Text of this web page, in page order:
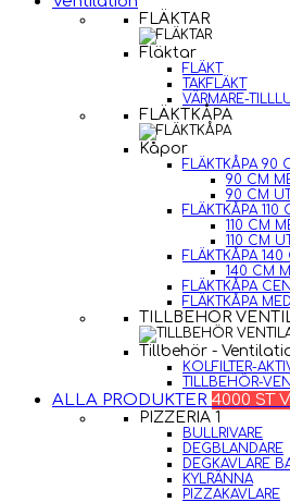
FLÄKTAR
Fläktar
FLÄKT
TAKFLÄKT
VÄRMARE-
FLÄKTKÅPA
Kåpor
FLÄKTKÅPA 90
90 CM
90 CM
FLÄKTKÅPA 110
110 CM
110 CM
FLÄKTKÅPA
140 CM
FLÄKTKÅPA
FLÄKTKÅPA
TILLBEHÖR
Tillbehör -
KOLFILTER-
TILLBEHÖR-
ALLA PRODUKTER 4000 ST
PIZZERIA 1
BULLRIVARE
DEGBLANDARE
DEGKAVLARE
KYLRÄNNA
PIZZAKAVLARE